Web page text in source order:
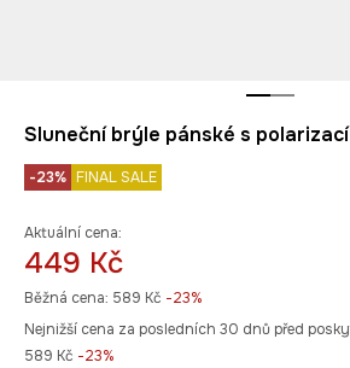
Sluneční brýle pánské s
-23% FINAL SALE
Aktuální cena:
449 Kč
Běžná cena: 589 Kč -23%
Nejnižší cena za posledních 30 dnů před
589 Kč -23%